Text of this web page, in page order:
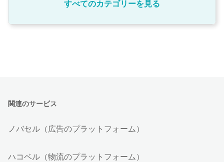
すべてのカテゴリーを見る
関連のサービス
ノバセル（広告のプラットフォーム）
ハコベル（物流のプラットフォーム）